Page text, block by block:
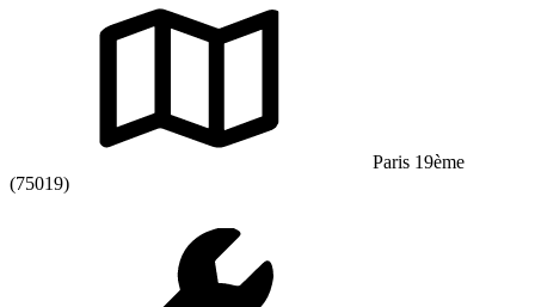
Paris 19ème
(75019)